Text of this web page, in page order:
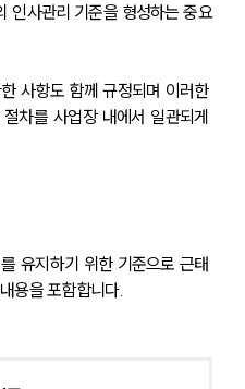
인사관리 기준을 형성하는 중요
사항도 함께 규정되며 이러한
차를 사업장 내에서 일관되게
유지하기 위한 기준으로 근태
용을 포함합니다.